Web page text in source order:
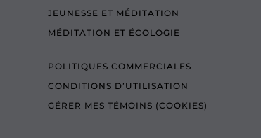
JEUNESSE ET MÉDITATION
MÉDITATION ET ÉCOLOGIE
POLITIQUES COMMERCIALES
CONDITIONS D’UTILISATION
GÉRER MES TÉMOINS (COOKIES)